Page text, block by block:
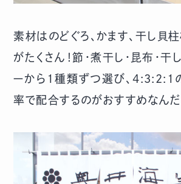
素材はのどぐろ、かます、干し貝
がたくさん！節・煮干し・昆布・干
ーから1種類ずつ選び、4:3:2:1
率で配合するのがおすすめなんだ